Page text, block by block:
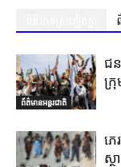
ព័ត៌មានអន្តរជាតិ
ជ
ក្
ភេ
ស្ថ